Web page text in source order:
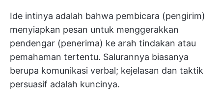
Ide intinya adalah bahwa pembicara (pengirim)
menyiapkan pesan untuk menggerakkan
pendengar (penerima) ke arah tindakan atau
pemahaman tertentu. Salurannya biasanya
berupa komunikasi verbal; kejelasan dan taktik
persuasif adalah kuncinya.